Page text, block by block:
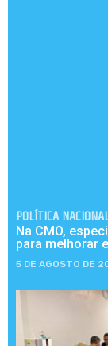
POLÍTICA
Na CMO,
para melhorar
5 DE AGOSTO DE